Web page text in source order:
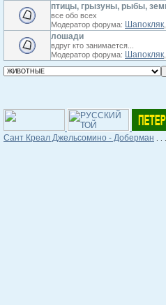
птицы, грызуны, рыбы,
все обо всех
Модератор форума: Шапокляк
лошади
вдруг кто занимается...
Модератор форума: Шапокляк
Сант Креал Джельсомино - Доберман